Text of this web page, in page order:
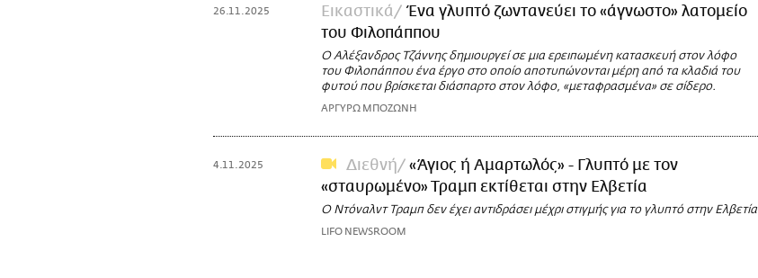
26.11.2025 Εικαστικά
Ένα γλυπτό ζωντανεύει το «άγνωστο» λατομείο
του Φιλοπάππου
Ο Αλέξανδρος Τζάννης δημιουργεί σε μια ερειπωμένη κατασκευή στον λόφο
του Φιλοπάππου ένα έργο στο οποίο αποτυπώνονται μέρη από τα κλαδιά του
φυτού που βρίσκεται διάσπαρτο στον λόφο, «μεταφρασμένα» σε σίδερο.
ΑΡΓΥΡΩ ΜΠΟΖΩΝΗ
4.11.2025 Διεθνή
«Άγιος ή Αμαρτωλός» - Γλυπτό με τον
«σταυρωμένο» Τραμπ εκτίθεται στην Ελβετία
Ο Ντόναλντ Τραμπ δεν έχει αντιδράσει μέχρι στιγμής για το γλυπτό στην Ελβετία
LIFO NEWSROOM